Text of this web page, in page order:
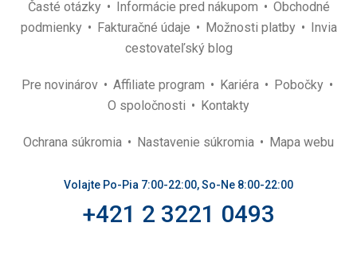
Časté otázky Informácie pred nákupom
Obchodné
podmienky
Fakturačné údaje Možnosti platby
Invia
cestovateľský blog
Pre novinárov Affiliate program Kariéra
Pobočky
O spoločnosti
Kontakty
Ochrana súkromia Nastavenie súkromia Mapa webu
Volajte Po-Pia 7:00-22:00, So-Ne 8:00-22:00
+421 2 3221 0493